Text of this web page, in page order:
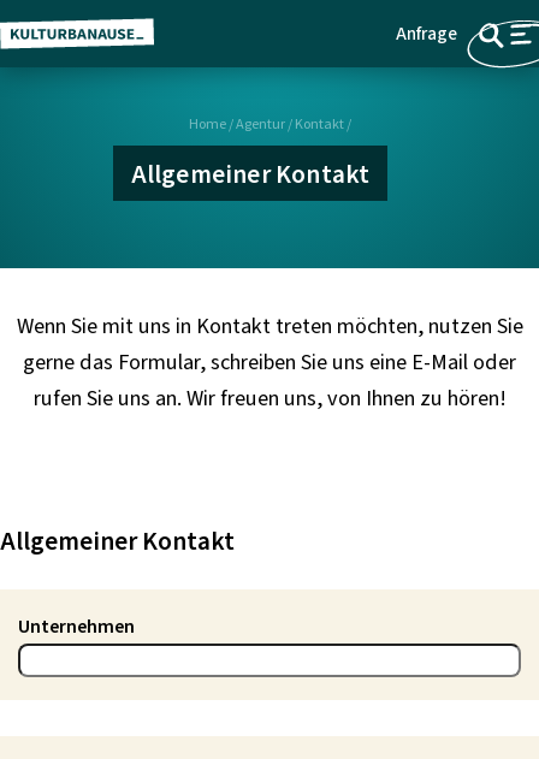
Z
u
i
n
Menü
Anfrage
Home/Agentur/Kontakt/
Allgemeiner Kontakt
Wenn Sie mit uns in Kontakt treten möchten, nutzen Sie
gerne das Formular, schreiben Sie uns eine E-Mail oder
rufen Sie uns an. Wir freuen uns, von Ihnen zu hören!
Allgemeiner Kontakt
Unternehmen